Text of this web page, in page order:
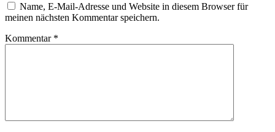
Name, E-Mail-Adresse und Website in diesem Browser für
meinen nächsten Kommentar speichern.
Kommentar *